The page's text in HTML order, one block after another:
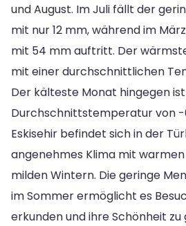
und August. Im Juli fällt der
mit nur 12 mm, während im
mit 54 mm auftritt. Der
mit einer durchschnittlichen
Der kälteste Monat hingegen
Durchschnittstemperatur von -
Eskisehir befindet sich in der
angenehmes Klima mit
milden Wintern. Die geringe
im Sommer ermöglicht es
erkunden und ihre Schönheit zu